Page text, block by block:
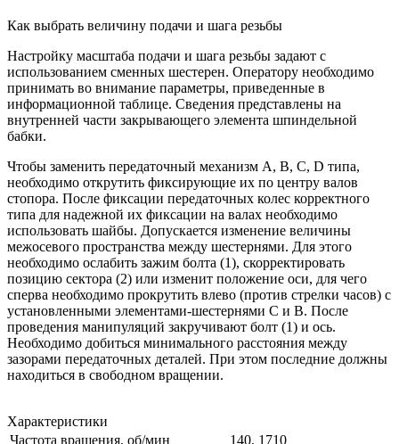
Как выбрать величину подачи и шага резьбы
Настройку масштаба подачи и шага резьбы задают с
использованием сменных шестерен. Оператору необходимо
принимать во внимание параметры, приведенные в
информационной таблице. Сведения представлены на
внутренней части закрывающего элемента шпиндельной
бабки.
Чтобы заменить передаточный механизм A, B, C, D типа,
необходимо открутить фиксирующие их по центру валов
стопора. После фиксации передаточных колес корректного
типа для надежной их фиксации на валах необходимо
использовать шайбы. Допускается изменение величины
межосевого пространства между шестернями. Для этого
необходимо ослабить зажим болта (1), скорректировать
позицию сектора (2) или изменит положение оси, для чего
сперва необходимо прокрутить влево (против стрелки часов) с
установленными элементами-шестернями С и В. После
проведения манипуляций закручивают болт (1) и ось.
Необходимо добиться минимального расстояния между
зазорами передаточных деталей. При этом последние должны
находиться в свободном вращении.
Характеристики
Частота вращения, об/мин
140, 1710